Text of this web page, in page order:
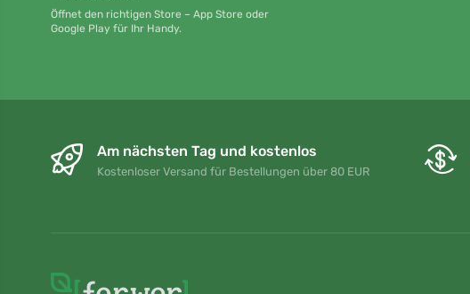
Öffnet den richtigen Store – App Store oder
Google Play für Ihr Handy.
Am nächsten Tag und kostenlos
Kostenloser Versand für Bestellungen über 80 EUR